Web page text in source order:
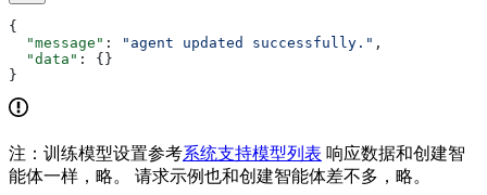
{
  "message"
: "agent updated successfully." ,
  "data"
: {}
}
注：训练模型设置参考系统支持模型列表 响应数据和创建智
能体一样，略。 请求示例也和创建智能体差不多，略。